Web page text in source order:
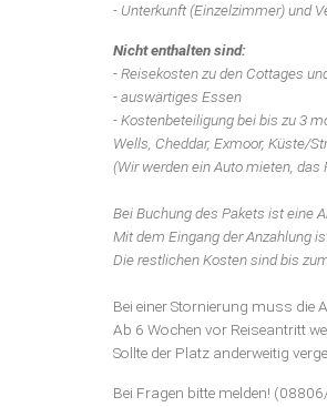
- Unterkunft (Einzelzimmer) und
Nicht enthalten sind:
- Reisekosten zu den Cottages
- auswärtiges Essen
- Kostenbeteiligung bei bis zu 3
Wells, Cheddar, Exmoor, Küste/
(Wir werden ein Auto mieten,
Bei Buchung des Pakets ist eine
Mit dem Eingang der Anzahlung
Die restlichen Kosten sind bis
Bei einer Stornierung muss die
Ab 6 Wochen vor Reiseantritt
Sollte der Platz anderweitig
Bei Fragen bitte melden!